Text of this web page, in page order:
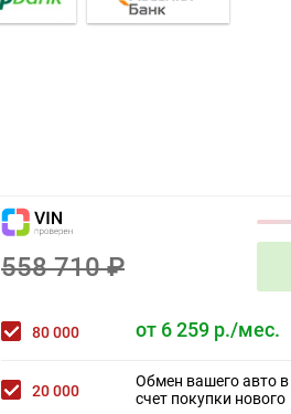
558 710 ₽
80 000 от 6 259 р./мес.
20 000
Обмен вашего авто в
счет покупки нового